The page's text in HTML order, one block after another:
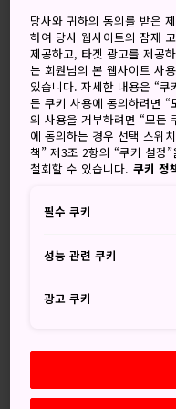
고 저 강수
37° 26° 20%
8 Aug (토요일)
9 Aug (일요일)
10 Aug (월요일)
11 Aug (화요일)
당사와 귀하의 동의를 받은
하여 당사 웹사이트의 잠재
제공하고, 타겟 광고를 제공
는 회원님의 본 웹사이트 사
있습니다. 자세한 내용은 “
든 쿠키 사용에 동의하려면
의 사용을 거부하려면 “모든
에 동의하는 경우 선택 스위
책” 제3조 2항의 “쿠키 설정
철회할 수 있습니다. 쿠키 정
필수 쿠키
성능 관련 쿠키
광고 쿠키